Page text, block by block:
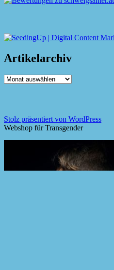
Artikelarchiv
Artikelarchiv
Stolz präsentiert von WordPress
Webshop für Transgender